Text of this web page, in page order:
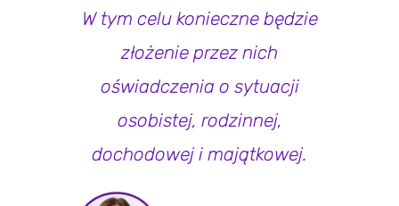
W tym celu konieczne będzie
złożenie przez nich
oświadczenia o sytuacji
osobistej, rodzinnej,
dochodowej i majątkowej.